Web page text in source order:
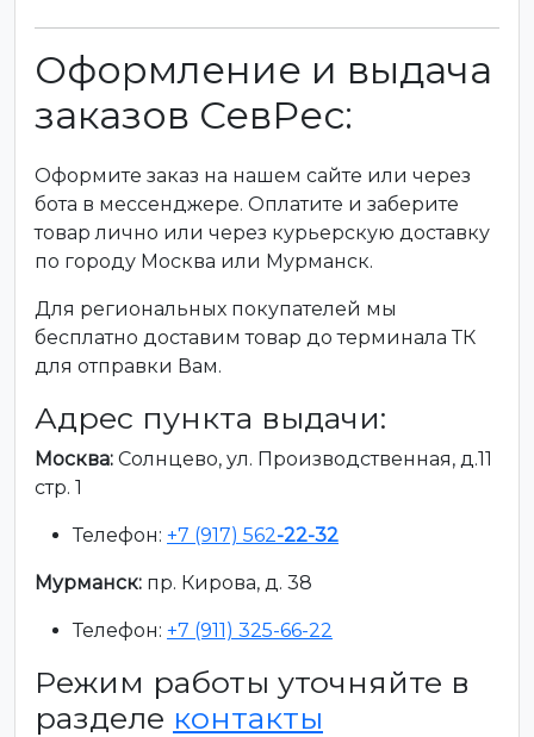
Оформление и выдача
заказов СевРес:
Оформите заказ на нашем сайте или через
бота в мессенджере. Оплатите и заберите
товар лично или через курьерскую доставку
по городу Москва или Мурманск.
Для региональных покупателей мы
бесплатно доставим товар до терминала ТК
для отправки Вам.
Адрес пункта выдачи:
Москва: Солнцево, ул. Производственная, д.11
стр. 1
Телефон: +7 (917) 562-22-32
Мурманск: пр. Кирова, д. 38
Телефон: +7 (911) 325-66-22
Режим работы уточняйте в
разделе контакты